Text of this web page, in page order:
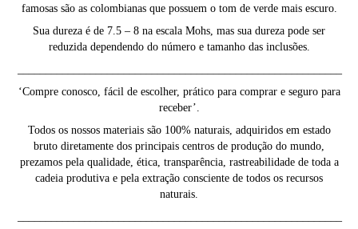
famosas são as colombianas que possuem o tom de verde mais escuro.
Sua dureza é de 7.5 – 8 na escala Mohs, mas sua dureza pode ser
reduzida dependendo do número e tamanho das inclusões.
‘Compre conosco, fácil de escolher, prático para comprar e seguro para
receber’.
Todos os nossos materiais são 100% naturais, adquiridos em estado
bruto diretamente dos principais centros de produção do mundo,
prezamos pela qualidade, ética, transparência, rastreabilidade de toda a
cadeia produtiva e pela extração consciente de todos os recursos
naturais.